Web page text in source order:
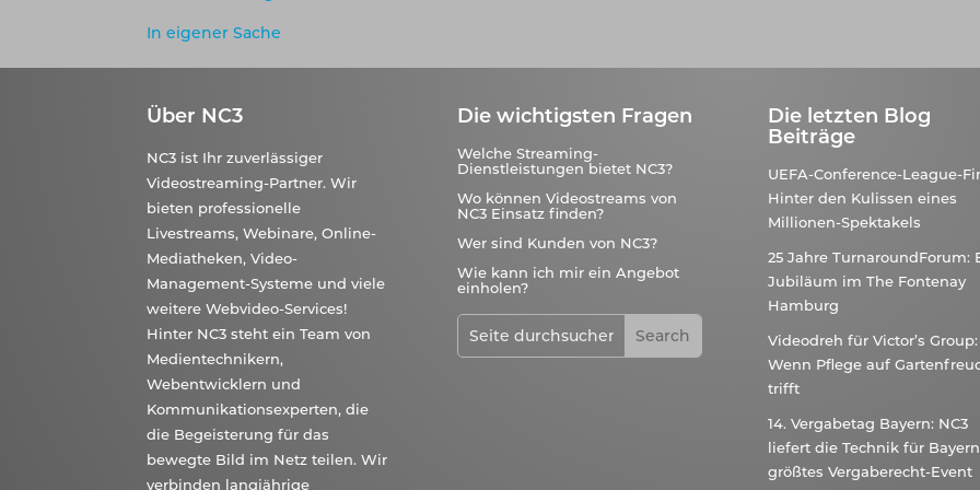
In eigener Sache
Über NC3
NC3 ist Ihr zuverlässiger
Videostreaming-Partner. Wir
bieten professionelle
Livestreams, Webinare, Online-
Mediatheken, Video-
Management-Systeme und viele
weitere Webvideo-Services!
Hinter NC3 steht ein Team von
Medientechnikern,
Webentwicklern und
Kommunikationsexperten, die
die Begeisterung für das
bewegte Bild im Netz teilen. Wir
verbinden langjährige
Die wichtigsten Fragen
Welche Streaming-
Dienstleistungen bietet NC3?
Wo können Videostreams von
NC3 Einsatz finden?
Wer sind Kunden von NC3?
Wie kann ich mir ein Angebot
einholen?
Die letzten Blog
Beiträge
UEFA-Conference-League-
Hinter den Kulissen eines
Millionen-Spektakels
25 Jahre TurnaroundForum:
Jubiläum im The Fontenay
Hamburg
Videodreh für Victor’s Group:
Wenn Pflege auf
trifft
14. Vergabetag Bayern: NC3
liefert die Technik für
größtes Vergaberecht-Event